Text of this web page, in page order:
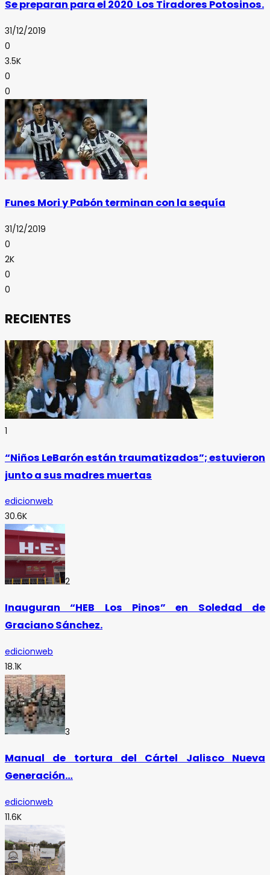
Se preparan para el 2020 Los Tiradores Potosinos.
31/12/2019
0
3.5K
0
0
Funes Mori y Pabón terminan con la sequía
31/12/2019
0
2K
0
0
RECIENTES
1
“Niños LeBarón están traumatizados”; estuvieron
junto a sus madres muertas
edicionweb
30.6K
2
Inauguran “HEB Los Pinos” en Soledad de
Graciano Sánchez.
edicionweb
18.1K
3
Manual de tortura del Cártel Jalisco Nueva
Generación…
edicionweb
11.6K